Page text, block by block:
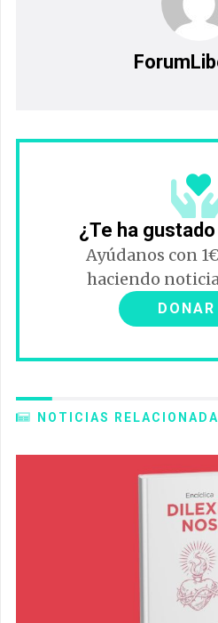
¿Te ha
Ayúdanos con
haciendo
NOTICIAS